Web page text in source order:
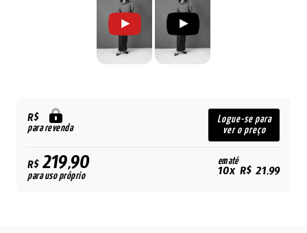
R$
para revenda
Logue-se para
ver o preço
R$219,90
para uso próprio
em até
10x R$ 21,99